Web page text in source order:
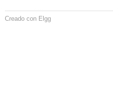
Creado con Elgg